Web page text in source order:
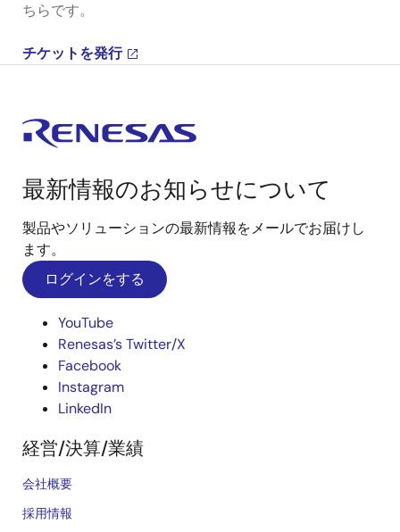
ちらです。
チケットを発行
最新情報のお知らせについて
製品やソリューションの最新情報をメールでお届けし
ます。
ログインをする
YouTube
Renesas’s Twitter/X
Facebook
Instagram
LinkedIn
経営/決算/業績
会社概要
採用情報